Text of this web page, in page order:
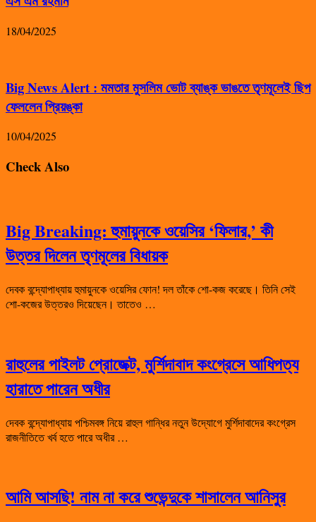
18/04/2025
Big News Alert : মমতার মুসলিম ভোট ব্যাঙ্ক ভাঙতে তৃণমূলেই ছিপ
ফেললেন প্রিয়ঙ্কা
10/04/2025
Check Also
Big Breaking: হুমায়ুনকে ওয়েসির ‘ফিলার,’ কী
উত্তর দিলেন তৃণমূলের বিধায়ক
দেবক বন্দ্যোপাধ্যায় হুমায়ুনকে ওয়েসির ফোন! দল তাঁকে শো-কজ করেছে। তিনি সেই
শো-কজের উত্তরও দিয়েছেন। তাতেও …
রাহুলের পাইলট প্রোজেক্ট, মুর্শিদাবাদ কংগ্রেসে আধিপত্য
হারাতে পারেন অধীর
দেবক বন্দ্যোপাধ্যায় পশ্চিমবঙ্গ নিয়ে রাহুল গান্ধির নতুন উদ্যোগে মুর্শিদাবাদের কংগ্রেস
রাজনীতিতে খর্ব হতে পারে অধীর …
আমি আসছি! নাম না করে শুভেন্দুকে শাসালেন আনিসুর